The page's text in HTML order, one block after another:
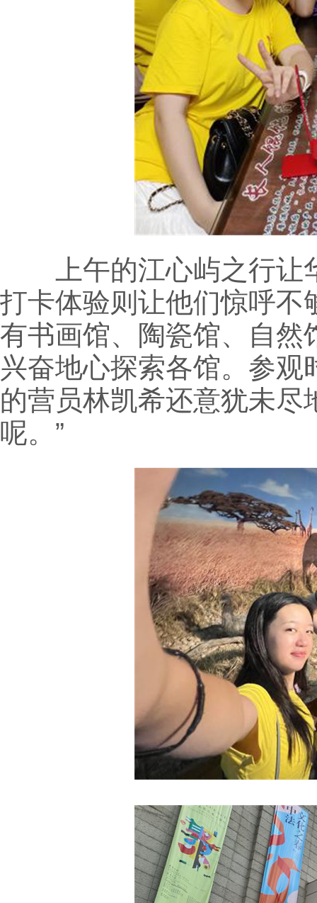
上午的江心屿之行让
打卡体验则让他们惊呼不
有书画馆、陶瓷馆、自然
兴奋地心探索各馆。参
的营员林凯希还意犹未尽
呢。”